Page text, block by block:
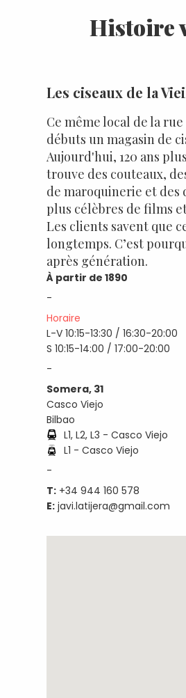
Histoire
Les ciseaux de la
Ce même local de la
débuts un magasin de
Aujourd'hui, 120 ans
trouve des couteaux,
de maroquinerie et des
plus célèbres de films
Les clients savent que
longtemps. C’est
après génération.
À partir de 1890
-
Horaire
L-V 10:15-13:30 / 16:30-20:00
S 10:15-14:00 / 17:00-20:00
-
Somera, 31
Casco Viejo
Bilbao
L1, L2, L3 - Casco Viejo
L1 - Casco Viejo
-
T: +34 944 160 578
E: javi.latijera@gmail.com